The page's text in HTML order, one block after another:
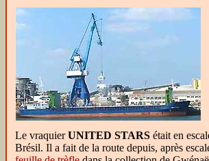
Le vraquierUNITED STARS était en
Brésil. Il a fait de la route depuis, après